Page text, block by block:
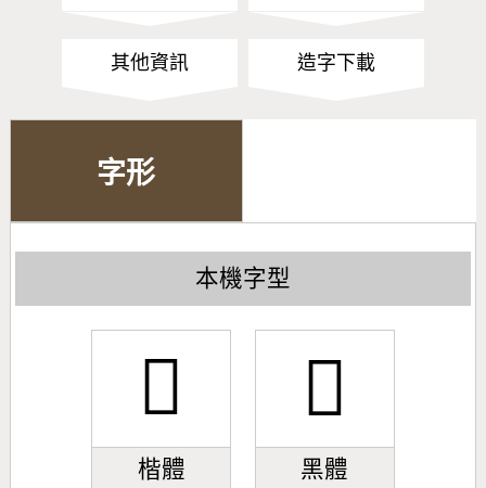
其他資訊 造字下載
字形
本機字型
𣍣
楷體
𣍣
黑體